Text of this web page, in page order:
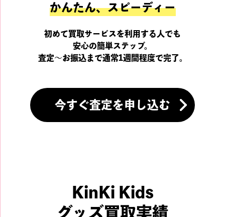
かんたん、スピーディー
初めて買取サービスを利用する人でも
安心の簡単ステップ。
査定～お振込まで通常1週間程度で完了。
今すぐ査定を申し込む
KinKi Kids
グッズ買取実績